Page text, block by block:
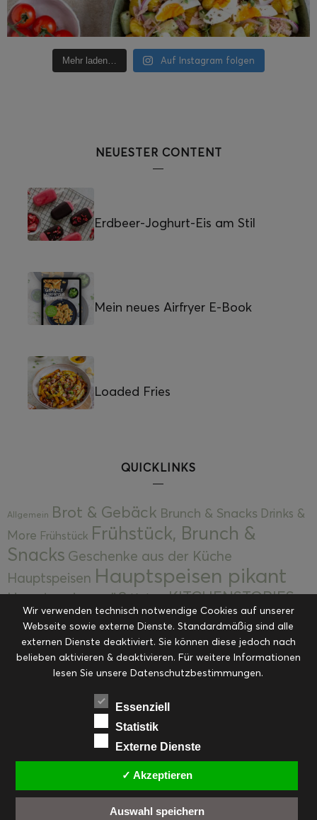
Mehr laden… Auf Instagram folgen
NEUESTER CONTENT
Erdbeer-Joghurt-Eis am Stil
Mein neues Airfryer E-Book
Loaded Fries
QUICKLINKS
Allgemein Brot & Gebäck Brunch & Snacks Drinks &
More Frühstück Frühstück, Brunch &
Snacks Geschenke aus der Küche
Hauptspeisen Hauptspeisen pikant
Hauptspeisen süßKekseKITCHENSTORIES
Kuchen, Torten & Desserts Kuchen und
Desserts Kulinarik Kulinarische Mitbringsel &
Eingemachtes Ohne Kategorie Ostern Resteküche
RezepteSaisonalSliderStartseite
Suppen, Salate & Vorspeisen
Vorspeisen, Salate & Suppen
Weihnachten Workshops & Events
Wir verwenden technisch notwendige Cookies auf unserer
Webseite sowie externe Dienste. Standardmäßig sind alle
externen Dienste deaktiviert. Sie können diese jedoch nach
belieben aktivieren & deaktivieren. Für weitere Informationen
lesen Sie unsere Datenschutzbestimmungen.
Essenziell
Statistik
Externe Dienste
✓ Akzeptieren
Auswahl speichern